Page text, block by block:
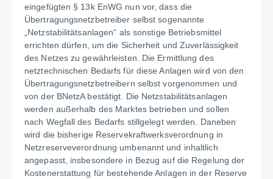
eingefügten § 13k EnWG nun vor, dass die
Übertragungsnetzbetreiber selbst sogenannte
„Netzstabilitätsanlagen“ als sonstige Betriebsmittel
errichten dürfen, um die Sicherheit und Zuverlässigkeit
des Netzes zu gewährleisten. Die Ermittlung des
netztechnischen Bedarfs für diese Anlagen wird von den
Übertragungsnetzbetreibern selbst vorgenommen und
von der BNetzA bestätigt. Die Netzstabilitätsanlagen
werden außerhalb des Marktes betrieben und sollen
nach Wegfall des Bedarfs stillgelegt werden. Daneben
wird die bisherige Reservekraftwerksverordnung in
Netzreserveverordnung umbenannt und inhaltlich
angepasst, insbesondere in Bezug auf die Regelung der
Kostenerstattung für bestehende Anlagen in der Reserve